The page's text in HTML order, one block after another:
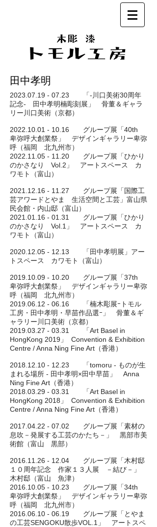
田中孝明
2023.07.19 - 07.23 「-川口美術30周年
記念- 田中孝明楠彫刻展」 骨董＆ギャラ
リー川口美術（京都）
2022.10.01 - 10.16 グループ展「40th
卑弥呼大創業祭」 デザインギャラリー卑弥
呼（福岡 北九州市）
2022.11.05 - 11.20 グループ展「ひかり
のかさなり Vol.2」 アートスペース カ
ワモト（富山）
2021.12.16 - 11.27 グループ展「国際工
芸アワードとやま 生活空間と工芸」富山県
民会館・内山邸（富山）
2021.01.16 - 01.31
グループ展「ひかり
のかさなり Vol.1」 アートスペース カ
ワモト（富山）
2020.12.05 - 12.13 「田中孝明展」アー
トスペース カワモト（富山）
2019.10.09 - 10.20 グループ展「37th
卑弥呼大創業祭」 デザインギャラリー卑弥
呼（福岡 北九州市）
2019.06.12 - 06.16 「楠木彫展ｰトモル
工房・田中孝明・早苗作品選ｰ」 骨董＆ギ
ャラリー川口美術（京都）
2019.03.27 - 03.31
「Art Basel in
HongKong 2019」 Convention & Exhibition
Centre / Anna Ning Fine Art（香港）
2018.12.10 - 12.23 「tomoru - ものが生
まれる場所 - 田中孝明×田中早苗」 Anna
Ning Fine Art（香港）
2018.03.29 - 03.31
「Art Basel in
HongKong 2018」 Convention & Exhibition
Centre / Anna Ning Fine Art（香港）
2017.04.22 - 07.02 グループ展「素材の
息吹－発展する工芸のかたち－」 黒部市美
術館（富山 黒部）
2016.11.26 - 12.04 グループ展「木村邸
１０周年記念 作家１３人展 －結び－」
木村邸（富山 魚津）
2016.10.05 - 10.23 グループ展「34th
卑弥呼大創業祭」 デザインギャラリー卑弥
呼（福岡 北九州市）
2016.06.10 - 06.19 グループ展「とやま
の工芸SENGOKU散歩VOL.1」 アートスペ